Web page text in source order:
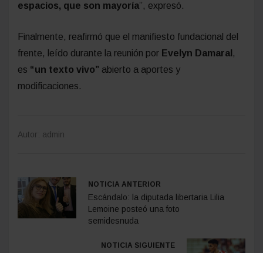
espacios, que son mayoría”, expresó.
Finalmente, reafirmó que el manifiesto fundacional del
frente, leído durante la reunión por Evelyn Damaral ,
es “un texto vivo” abierto a aportes y
modificaciones.
Autor: admin
NOTICIA ANTERIOR
Escándalo: la diputada libertaria Lilia
Lemoine posteó una foto
semidesnuda
NOTICIA SIGUIENTE